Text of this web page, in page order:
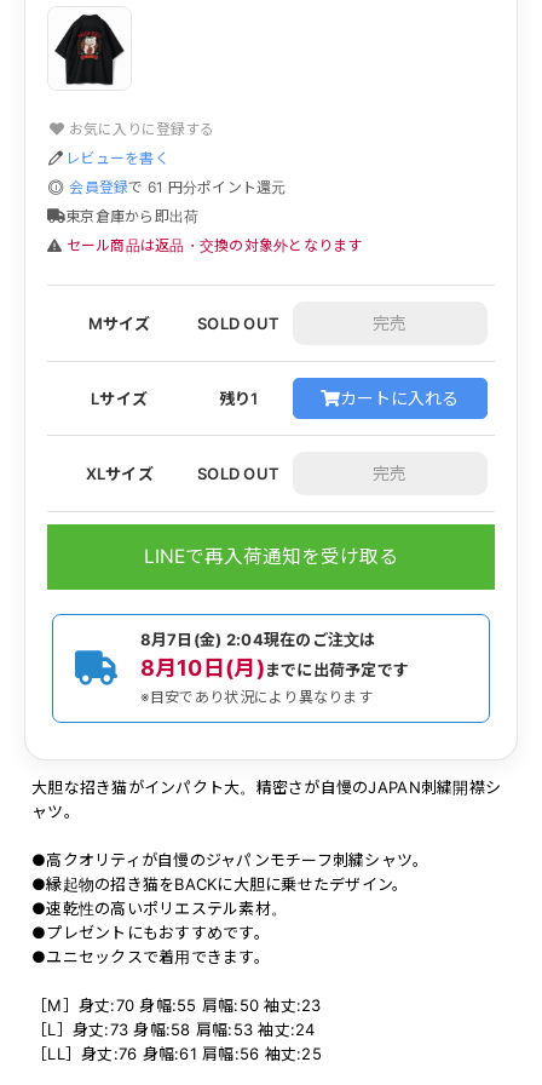
お気に入りに登録する
レビューを書く
会員登録で 61 円分ポイント還元
東京倉庫から即出荷
セール商品は返品・交換の対象外となります
Mサイズ SOLD OUT
Lサイズ 残り1 カートに入れる
XLサイズ SOLD OUT
LINEで再入荷通知を受け取る
8月7日(金) 2:04現在のご注文は
8月10日(月)までに出荷予定です
※目安であり状況により異なります
大胆な招き猫がインパクト大。精密さが自慢のJAPAN刺繍開襟シ
ャツ。
●高クオリティが自慢のジャパンモチーフ刺繍シャツ。
●縁起物の招き猫をBACKに大胆に乗せたデザイン。
●速乾性の高いポリエステル素材。
●プレゼントにもおすすめです。
●ユニセックスで着用できます。
［M］身丈:70 身幅:55 肩幅:50 袖丈:23
［L］身丈:73 身幅:58 肩幅:53 袖丈:24
［LL］身丈:76 身幅:61 肩幅:56 袖丈:25